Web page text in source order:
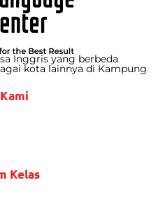
Inggris yang berbeda
kota lainnya di Kampung
Kelas